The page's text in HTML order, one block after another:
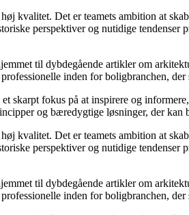
kvalitet. Det er teamets ambition at
perspektiver og nutidige
til dybdegående artikler om
inden for boligbranchen,
fokus på at inspirere og
og bæredygtige løsninger, der kan
kvalitet. Det er teamets ambition at
perspektiver og nutidige
til dybdegående artikler om
inden for boligbranchen,